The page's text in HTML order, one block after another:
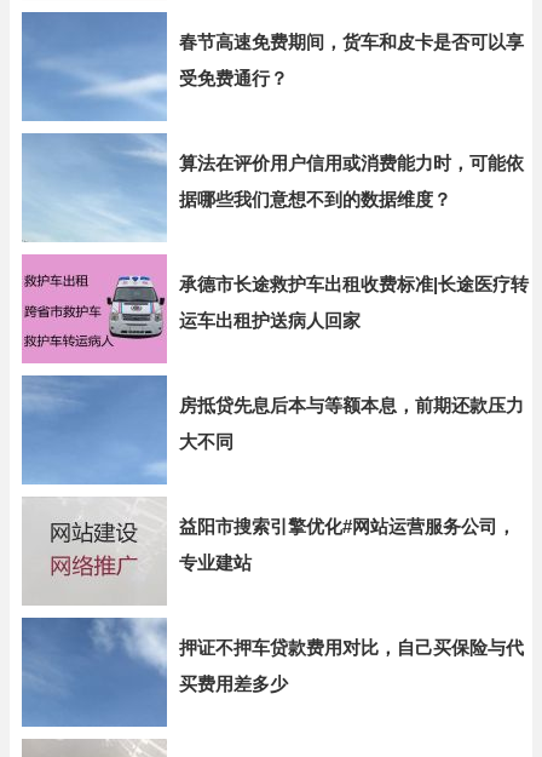
春节高速免费期间，货车和皮卡是否可以享
受免费通行？
算法在评价用户信用或消费能力时，可能依
据哪些我们意想不到的数据维度？
承德市长途救护车出租收费标准|长途医疗转
运车出租护送病人回家
房抵贷先息后本与等额本息，前期还款压力
大不同
益阳市搜索引擎优化#网站运营服务公司，
专业建站
押证不押车贷款费用对比，自己买保险与代
买费用差多少